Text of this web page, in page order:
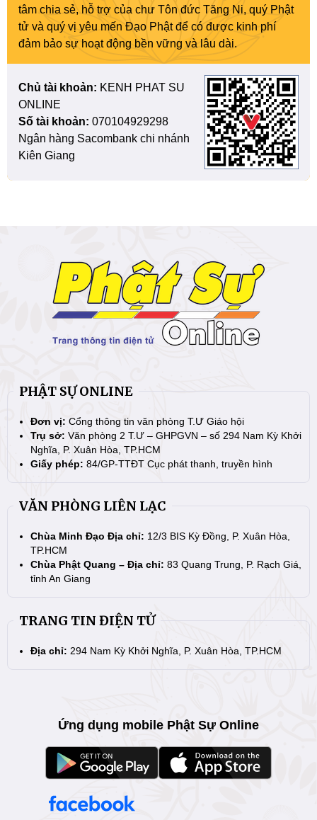
tâm chia sẻ, hỗ trợ của chư Tôn đức Tăng Ni, quý Phật
tử và quý vị yêu mến Đạo Phật để có được kinh phí
đảm bảo sự hoạt động bền vững và lâu dài.
Chủ tài khoản: KENH PHAT SU
ONLINE
Số tài khoản: 070104929298
Ngân hàng Sacombank chi nhánh
Kiên Giang
PHẬT SỰ ONLINE
Đơn vị: Cổng thông tin văn phòng T.Ư Giáo hội
Trụ sở: Văn phòng 2 T.Ư – GHPGVN – số 294 Nam Kỳ Khởi
Nghĩa, P. Xuân Hòa, TP.HCM
Giấy phép: 84/GP-TTĐT Cục phát thanh, truyền hình
VĂN PHÒNG LIÊN LẠC
Chùa Minh Đạo Địa chỉ: 12/3 BIS Kỳ Đồng, P. Xuân Hòa,
TP.HCM
Chùa Phật Quang – Địa chỉ: 83 Quang Trung, P. Rạch Giá,
tỉnh An Giang
TRANG TIN ĐIỆN TỬ
Địa chỉ: 294 Nam Kỳ Khởi Nghĩa, P. Xuân Hòa, TP.HCM
Ứng dụng mobile Phật Sự Online